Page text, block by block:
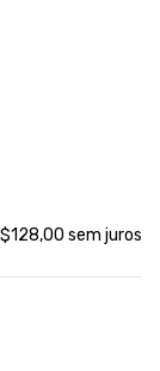
sem juros